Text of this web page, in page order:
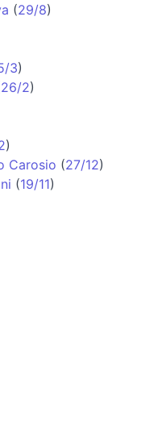
(29/8)
3)
26/2)
)
Carosio (27/12)
(19/11)